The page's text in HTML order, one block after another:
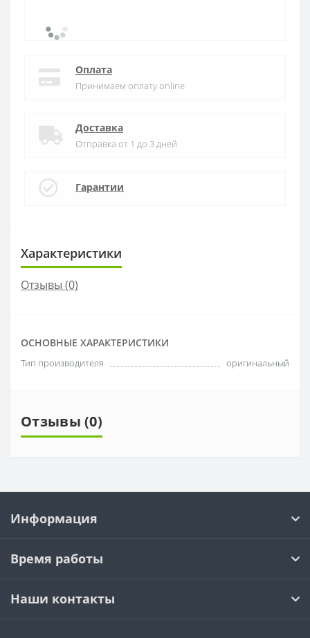
Оплата
Принимаем оплату online
Доставка
Отправка от 1 до 3 дней
Гарантии
Характеристики
Отзывы (0)
ОСНОВНЫЕ ХАРАКТЕРИСТИКИ
Тип производителя оригинальный
Отзывы (0)
Информация
Время работы
Наши контакты